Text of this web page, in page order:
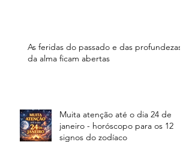
As feridas do passado e das profundezas
da alma ficam abertas
Muita atenção até o dia 24 de
janeiro - horóscopo para os 12
signos do zodíaco